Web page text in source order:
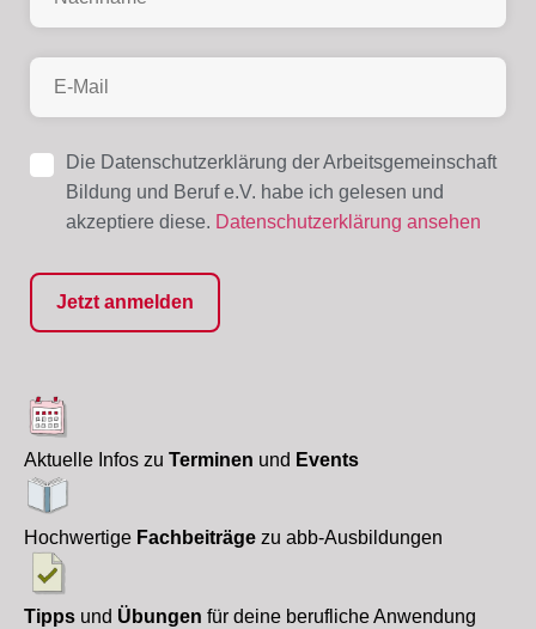
Die Datenschutzerklärung der Arbeitsgemeinschaft
Bildung und Beruf e.V. habe ich gelesen und
akzeptiere diese. Datenschutzerklärung ansehen
Aktuelle Infos zu Terminen und Events
Hochwertige Fachbeiträge zu abb-Ausbildungen
Tipps und Übungen für deine berufliche Anwendung